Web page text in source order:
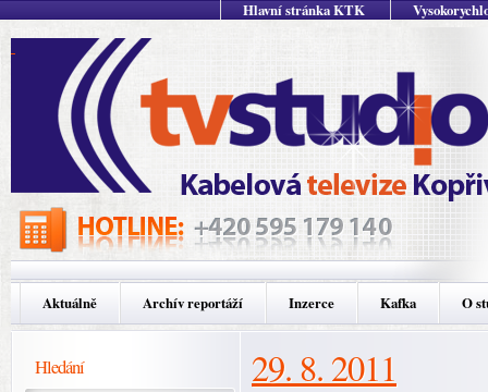
Hlavní stránka KTK
Aktuálně Archív reportáží Inzerce Kafka O
Hledání 29. 8. 2011